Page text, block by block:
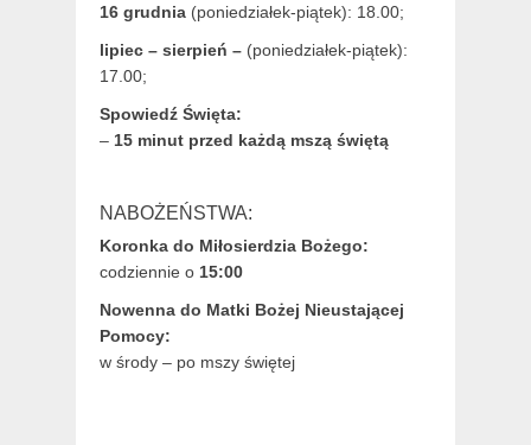
16 grudnia (poniedziałek-piątek): 18.00;
lipiec – sierpień – (poniedziałek-piątek):
17.00;
Spowiedź Święta:
– 15 minut przed każdą mszą świętą
NABOŻEŃSTWA:
Koronka do Miłosierdzia Bożego:
codziennie o 15:00
Nowenna do Matki Bożej Nieustającej
Pomocy:
w środy – po mszy świętej